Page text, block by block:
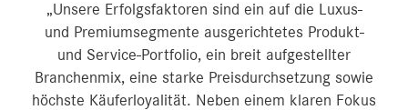
„Unsere Erfolgsfaktoren sind ein auf die Luxus-
und Premiumsegmente ausgerichtetes Produkt-
und Service-Portfolio, ein breit aufgestellter
Branchenmix, eine starke Preisdurchsetzung sowie
höchste Käuferloyalität. Neben einem klaren Fokus